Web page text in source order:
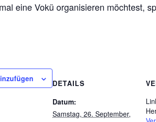
eine Vokü organisieren möchtest,
DETAILS
Datum:
Samstag, 26. September,